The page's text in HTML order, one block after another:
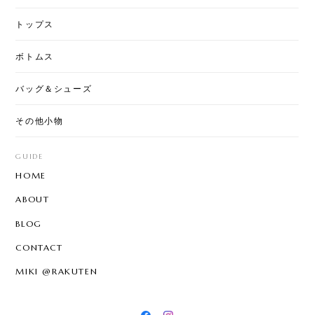
トップス
ボトムス
バッグ＆シューズ
その他小物
GUIDE
HOME
ABOUT
BLOG
CONTACT
MIKI @RAKUTEN